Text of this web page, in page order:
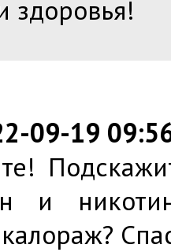
здоровья!
09-19
и